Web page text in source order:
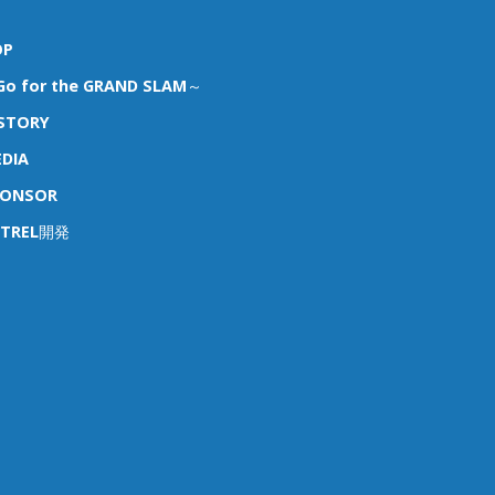
for the GRAND SLAM～
開発